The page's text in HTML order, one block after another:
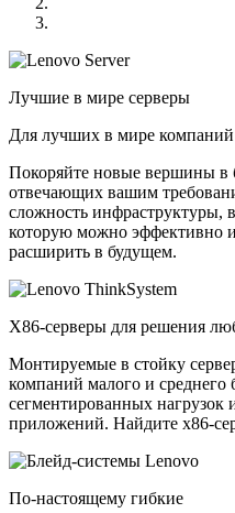
Лучшие в мире серверы
Для лучших в мире компаний
Покоряйте новые вершины в
отвечающих вашим
сложность инфраструктуры,
которую можно эффективно
расширить в будущем.
X86-серверы для решения
Монтируемые в стойку
компаний малого и среднего
сегментированных нагрузок
приложений. Найдите x86-
По-настоящему гибкие